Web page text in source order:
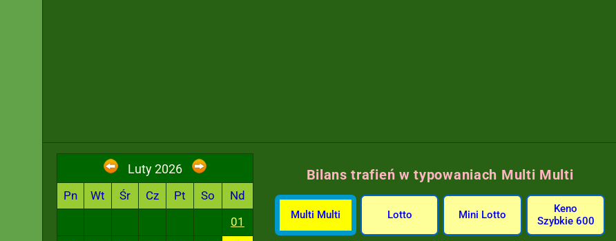
Luty 2026
Pn Wt Śr Cz Pt So
Nd
01
Bilans trafień w typowaniach Multi Multi
Multi Multi Lotto Mini Lotto
Keno
Szybkie 600